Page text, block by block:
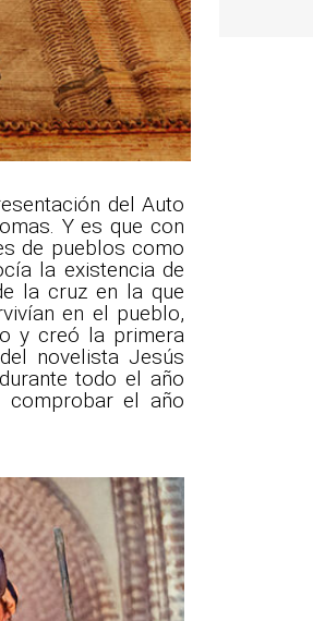
del Auto
Y es que con
de pueblos como
la existencia de
la cruz en la que
en el pueblo,
y creó la primera
novelista Jesús
todo el año
comprobar el año